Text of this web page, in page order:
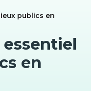
publics en
en